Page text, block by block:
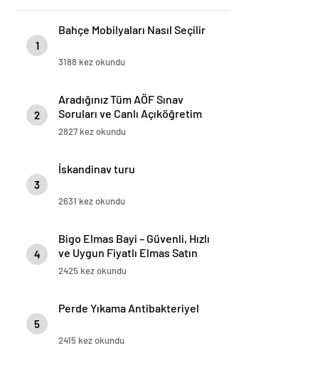
1
Bahçe Mobilyaları Nasıl Seçilir
3188 kez okundu
2
Aradığınız Tüm AÖF Sınav
Soruları ve Canlı Açıköğretim
Forumu Burada
2827 kez okundu
3
İskandinav turu
2631 kez okundu
4
Bigo Elmas Bayi – Güvenli, Hızlı
ve Uygun Fiyatlı Elmas Satın
Almanın Yeni Adresi
2425 kez okundu
5
Perde Yıkama Antibakteriyel
2415 kez okundu